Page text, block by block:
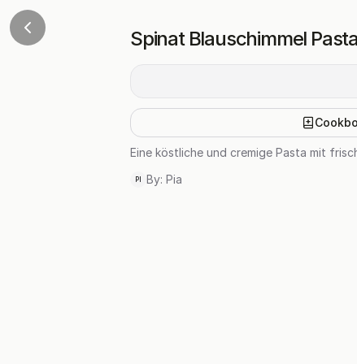
Spinat Blauschimmel Pasta
Eine köstliche und cremige Pasta mit
PI By: Pia